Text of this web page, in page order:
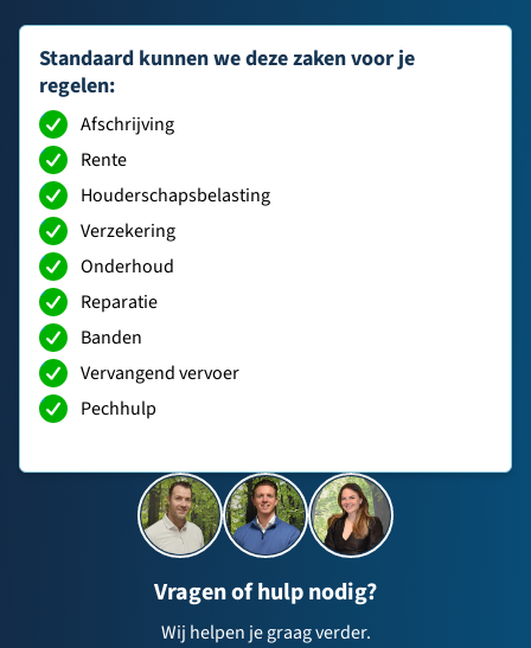
Standaard kunnen we deze zaken voor je
regelen:
Afschrijving
Rente
Houderschapsbelasting
Verzekering
Onderhoud
Reparatie
Banden
Vervangend vervoer
Pechhulp
Vragen of hulp nodig?
Wij helpen je graag verder.